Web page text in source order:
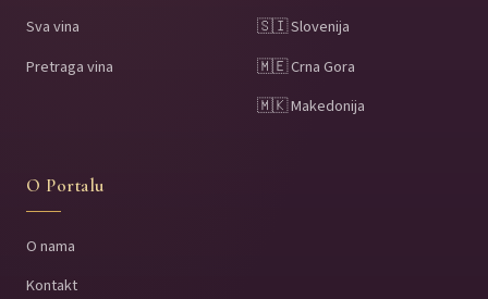
Sva vina
Pretraga vina
🇸🇮 Slovenija
🇲🇪 Crna Gora
🇲🇰 Makedonija
O Portalu
O nama
Kontakt